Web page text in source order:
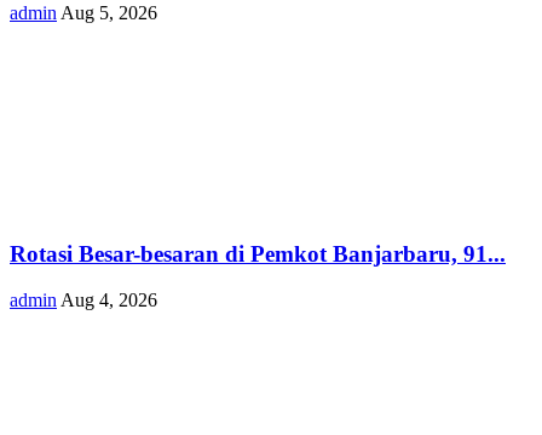
admin Aug 5, 2026
Rotasi Besar-besaran di Pemkot Banjarbaru, 91...
admin Aug 4, 2026